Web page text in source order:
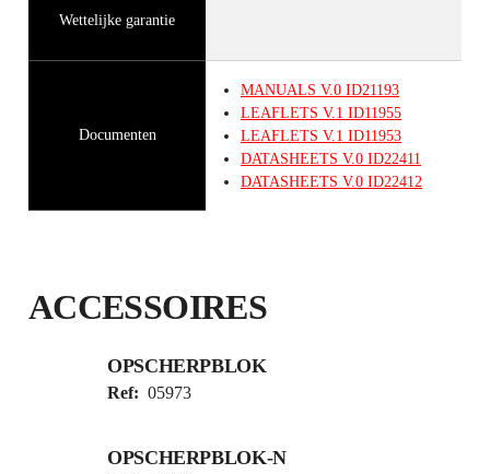
Wettelijke garantie
Documenten
MANUALS V.0 ID21193
LEAFLETS V.1 ID11955
LEAFLETS V.1 ID11953
DATASHEETS V.0 ID22411
DATASHEETS V.0 ID22412
ACCESSOIRES
OPSCHERPBLOK
Ref: 05973
OPSCHERPBLOK-N